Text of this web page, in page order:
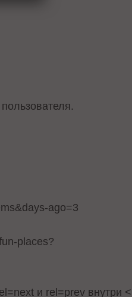
ago=3
places?
и rel=prev внутри <